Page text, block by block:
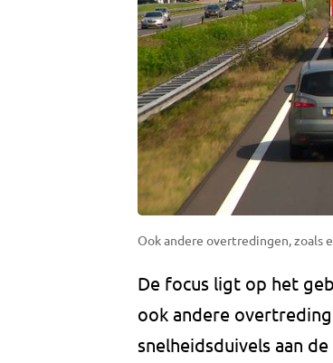
Ook andere overtredingen, zoals
De focus ligt op het
ook andere
snelheidsduivels aan